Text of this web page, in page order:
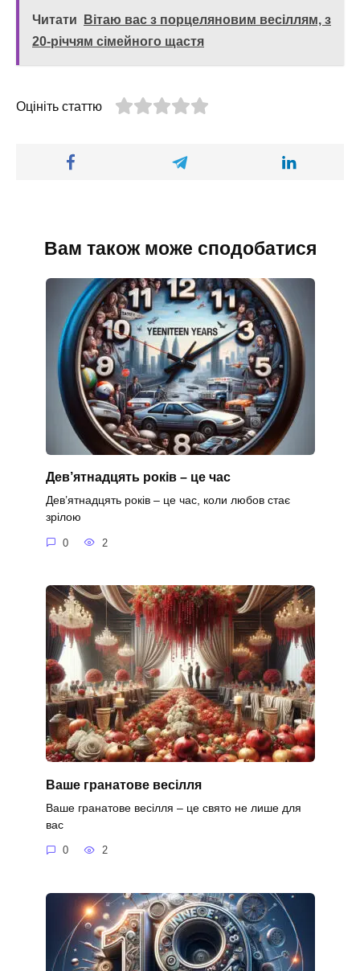
Читати
Вітаю вас з порцеляновим весіллям, з
20-річчям сімейного щастя
Оцініть статтю
Вам також може сподобатися
Дев’ятнадцять років – це час
Дев’ятнадцять років – це час, коли любов стає
зрілою
0 2
Ваше гранатове весілля
Ваше гранатове весілля – це свято не лише для
вас
0 2